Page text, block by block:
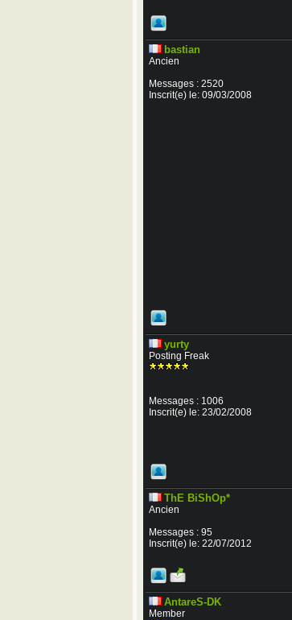
bastian
Ancien
Messages : 2520
Inscrit(e) le: 09/03/2008
yurty
Posting Freak
Messages : 1006
Inscrit(e) le: 23/02/2008
ThE BiShOp*
Ancien
Messages : 95
Inscrit(e) le: 22/07/2012
AntareS-DK
Member